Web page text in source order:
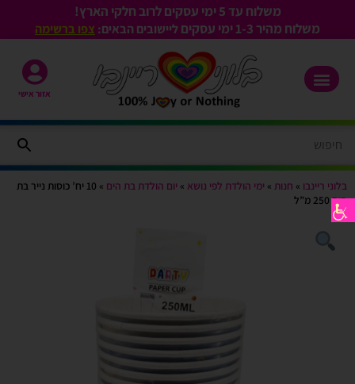
משלוח עד 5 ימי עסקים לרוב חלקי הארץ!
משלוח מהיר 1-3
ימי עסקים ליישובים הבאים: צפו ברשימה
אזור אישי
בלוני ריינבו » חנות » ימי הולדת לפי נושא » יום הולדת בת הים »
10 יח’ כוסות נייר בת
הים 250 מ”ל